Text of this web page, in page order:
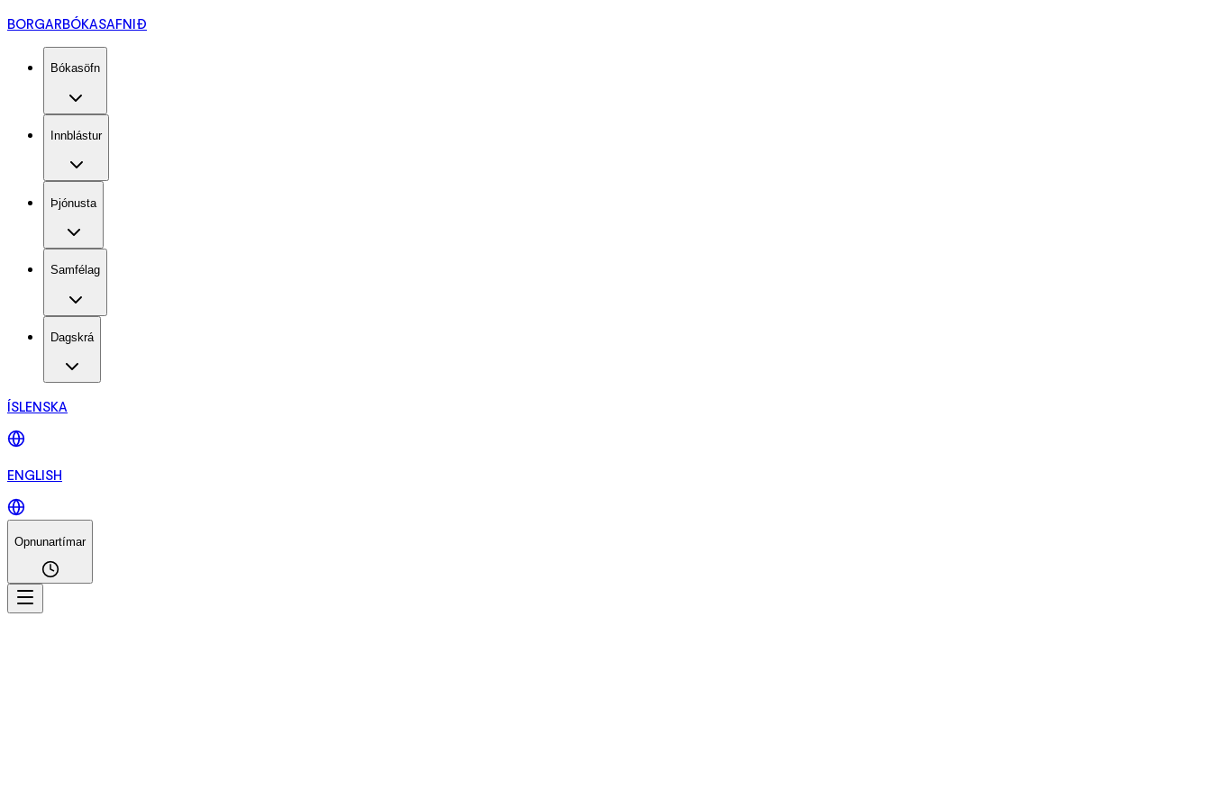
BORGARBÓKASAFNIÐ
Bókasöfn
Innblástur
Þjónusta
Samfélag
Dagskrá
ÍSLENSKA
ENGLISH
Opnunartímar